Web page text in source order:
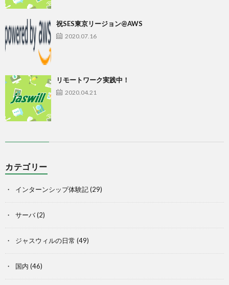
祝SES東京リージョン@AWS
2020.07.16
リモートワーク実践中！
2020.04.21
カテゴリー
インターンシップ体験記(29)
サーバ(2)
ジャスウィルの日常 (49)
国内 (46)